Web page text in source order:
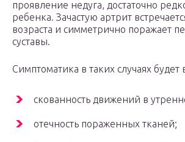
проявление недуга, достаточно
ребенка. Зачастую артрит
возраста и симметрично поражает
суставы.
Симптоматика в таких случаях будет
скованность движений в
отечность пораженных тканей;